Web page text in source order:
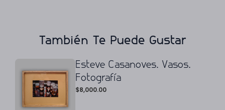
También Te Puede Gustar
Esteve Casanoves. Vasos.
Fotografía
$8,000.00